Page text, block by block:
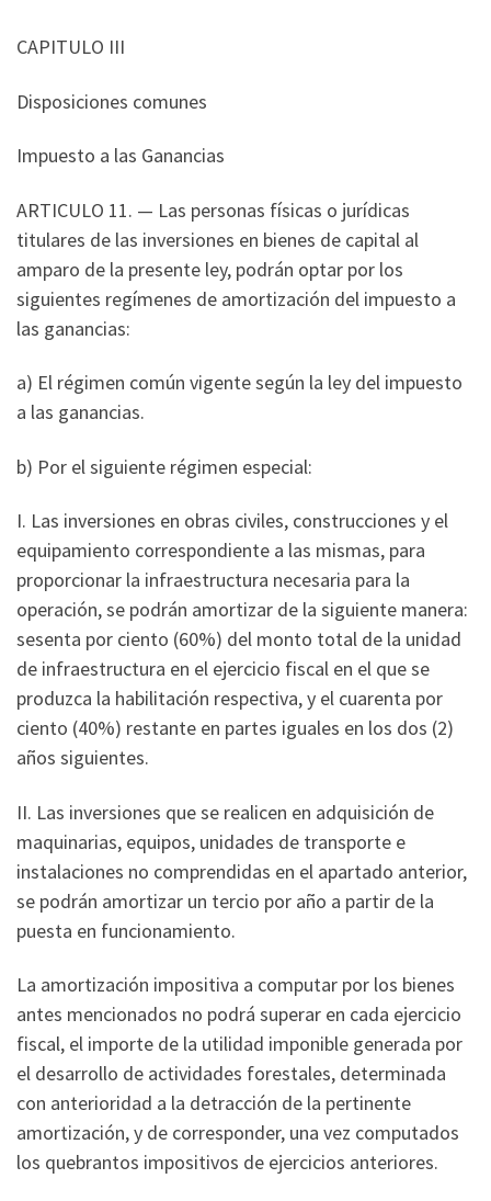
CAPITULO III
Disposiciones comunes
Impuesto a las Ganancias
ARTICULO 11. — Las personas físicas o jurídicas
titulares de las inversiones en bienes de capital al
amparo de la presente ley, podrán optar por los
siguientes regímenes de amortización del impuesto a
las ganancias:
a) El régimen común vigente según la ley del impuesto
a las ganancias.
b) Por el siguiente régimen especial:
I. Las inversiones en obras civiles, construcciones y el
equipamiento correspondiente a las mismas, para
proporcionar la infraestructura necesaria para la
operación, se podrán amortizar de la siguiente manera:
sesenta por ciento (60%) del monto total de la unidad
de infraestructura en el ejercicio fiscal en el que se
produzca la habilitación respectiva, y el cuarenta por
ciento (40%) restante en partes iguales en los dos (2)
años siguientes.
II. Las inversiones que se realicen en adquisición de
maquinarias, equipos, unidades de transporte e
instalaciones no comprendidas en el apartado anterior,
se podrán amortizar un tercio por año a partir de la
puesta en funcionamiento.
La amortización impositiva a computar por los bienes
antes mencionados no podrá superar en cada ejercicio
fiscal, el importe de la utilidad imponible generada por
el desarrollo de actividades forestales, determinada
con anterioridad a la detracción de la pertinente
amortización, y de corresponder, una vez computados
los quebrantos impositivos de ejercicios anteriores.